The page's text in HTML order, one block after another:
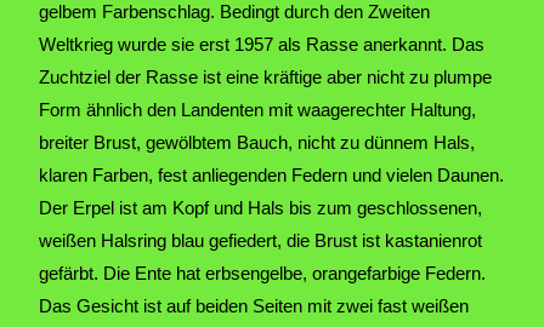
gelbem Farbenschlag. Bedingt durch den Zweiten
Weltkrieg wurde sie erst 1957 als Rasse anerkannt. Das
Zuchtziel der Rasse ist eine kräftige aber nicht zu plumpe
Form ähnlich den Landenten mit waagerechter Haltung,
breiter Brust, gewölbtem Bauch, nicht zu dünnem Hals,
klaren Farben, fest anliegenden Federn und vielen Daunen.
Der Erpel ist am Kopf und Hals bis zum geschlossenen,
weißen Halsring blau gefiedert, die Brust ist kastanienrot
gefärbt. Die Ente hat erbsengelbe, orangefarbige Federn.
Das Gesicht ist auf beiden Seiten mit zwei fast weißen